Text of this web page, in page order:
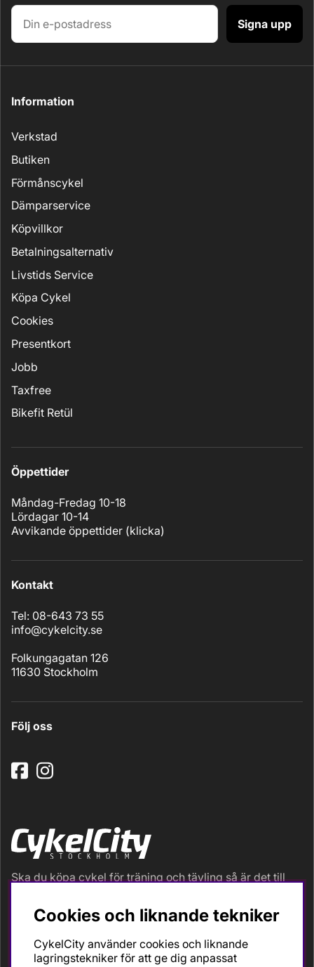
Signa upp
Information
Verkstad
Butiken
Förmånscykel
Dämparservice
Köpvillkor
Betalningsalternativ
Livstids Service
Köpa Cykel
Cookies
Presentkort
Jobb
Taxfree
Bikefit Retül
Öppettider
Måndag-Fredag 10-18
Lördagar 10-14
Avvikande öppettider (klicka)
Kontakt
Tel: 08-643 73 55
info@cykelcity.se
Folkungagatan 126
11630 Stockholm
Följ oss
Ska du köpa cykel för träning och tävling så är det till
Vi är en mycket personlig cykelaffär med hög
servicegrad och alla vi som jobbar är inbitna cyklister
och dess produkter. Gör din bästa cykelaffär på
CykelCity!
Cookies och liknande tekniker
CykelCity använder cookies och liknande
lagringstekniker för att ge dig anpassat